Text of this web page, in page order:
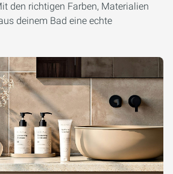
den richtigen Farben, Materialien
deinem Bad eine echte